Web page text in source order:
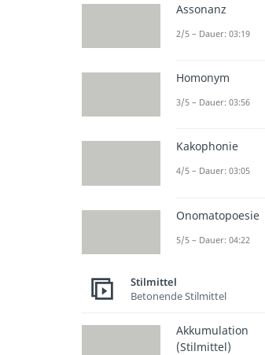
Assonanz
2/5 – Dauer: 03:19
Homonym
3/5 – Dauer: 03:56
Kakophonie
4/5 – Dauer: 03:05
Onomatopoesie
5/5 – Dauer: 04:22
Stilmittel
Betonende Stilmittel
Akkumulation
(Stilmittel)